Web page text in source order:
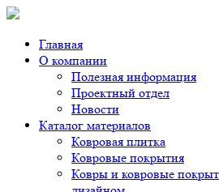
Главная
О компании
Полезная информация
Проектный отдел
Новости
Каталог материалов
Ковровая плитка
Ковровые покрытия
Ковры и ковровые